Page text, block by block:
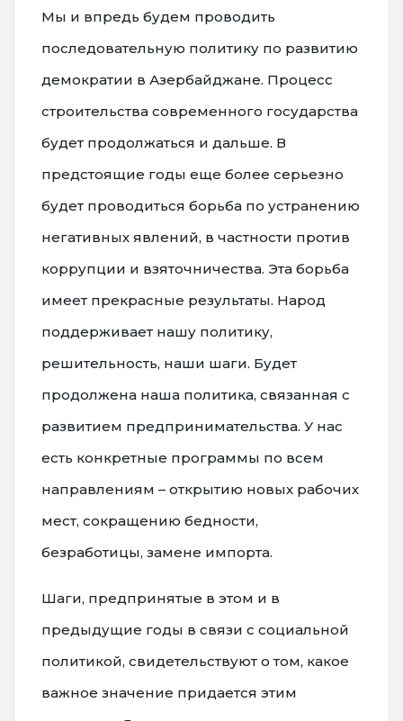
Мы и впредь будем проводить
последовательную политику по развитию
демократии в Азербайджане. Процесс
строительства современного государства
будет продолжаться и дальше. В
предстоящие годы еще более серьезно
будет проводиться борьба по устранению
негативных явлений, в частности против
коррупции и взяточничества. Эта борьба
имеет прекрасные результаты. Народ
поддерживает нашу политику,
решительность, наши шаги. Будет
продолжена наша политика, связанная с
развитием предпринимательства. У нас
есть конкретные программы по всем
направлениям – открытию новых рабочих
мест, сокращению бедности,
безработицы, замене импорта.
Шаги, предпринятые в этом и в
предыдущие годы в связи с социальной
политикой, свидетельствуют о том, какое
важное значение придается этим